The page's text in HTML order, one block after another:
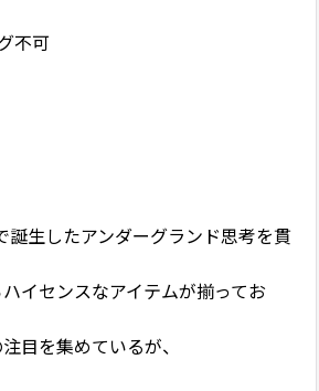
不可
誕生したアンダーグランド思考を貫
イセンスなアイテムが揃ってお
目を集めているが、